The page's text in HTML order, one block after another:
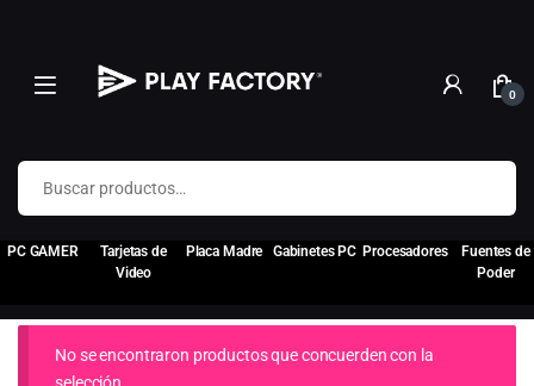
0
Buscar por:
PC GAMER
Tarjetas de
Video
Placa Madre Gabinetes PC Procesadores
Fuentes de
Poder
No se encontraron productos que concuerden con la